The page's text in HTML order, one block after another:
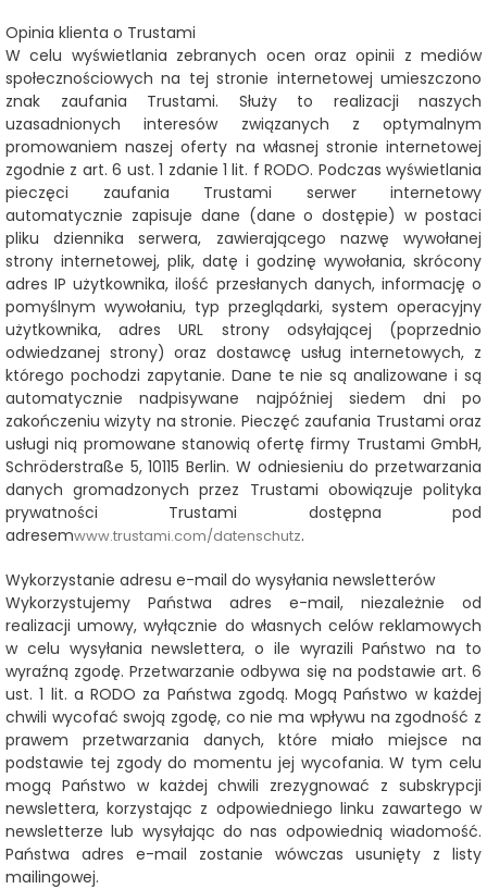
Opinia klienta o Trustami
W celu wyświetlania zebranych ocen oraz opinii z mediów
społecznościowych na tej stronie internetowej umieszczono
znak zaufania Trustami. Służy to realizacji naszych
uzasadnionych interesów związanych z optymalnym
promowaniem naszej oferty na własnej stronie internetowej
zgodnie z art. 6 ust. 1 zdanie 1 lit. f RODO. Podczas wyświetlania
pieczęci zaufania Trustami serwer internetowy
automatycznie zapisuje dane (dane o dostępie) w postaci
pliku dziennika serwera, zawierającego nazwę wywołanej
strony internetowej, plik, datę i godzinę wywołania, skrócony
adres IP użytkownika, ilość przesłanych danych, informację o
pomyślnym wywołaniu, typ przeglądarki, system operacyjny
użytkownika, adres URL strony odsyłającej (poprzednio
odwiedzanej strony) oraz dostawcę usług internetowych, z
którego pochodzi zapytanie. Dane te nie są analizowane i są
automatycznie nadpisywane najpóźniej siedem dni po
zakończeniu wizyty na stronie. Pieczęć zaufania Trustami oraz
usługi nią promowane stanowią ofertę firmy Trustami GmbH,
Schröderstraße 5, 10115 Berlin. W odniesieniu do przetwarzania
danych gromadzonych przez Trustami obowiązuje polityka
prywatności Trustami dostępna pod
adresemwww.trustami.com/datenschutz.
Wykorzystanie adresu e-mail do wysyłania newsletterów
Wykorzystujemy Państwa adres e-mail, niezależnie od
realizacji umowy, wyłącznie do własnych celów reklamowych
w celu wysyłania newslettera, o ile wyrazili Państwo na to
wyraźną zgodę. Przetwarzanie odbywa się na podstawie art. 6
ust. 1 lit. a RODO za Państwa zgodą. Mogą Państwo w każdej
chwili wycofać swoją zgodę, co nie ma wpływu na zgodność z
prawem przetwarzania danych, które miało miejsce na
podstawie tej zgody do momentu jej wycofania. W tym celu
mogą Państwo w każdej chwili zrezygnować z subskrypcji
newslettera, korzystając z odpowiedniego linku zawartego w
newsletterze lub wysyłając do nas odpowiednią wiadomość.
Państwa adres e-mail zostanie wówczas usunięty z listy
mailingowej.